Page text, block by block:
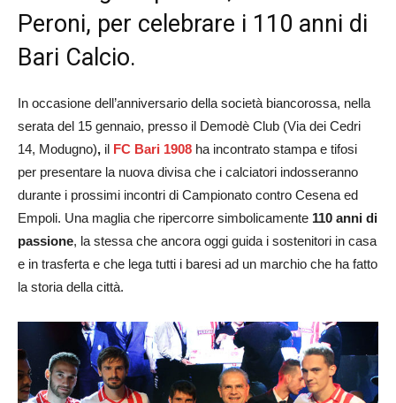
Peroni, per celebrare i 110 anni di
Bari Calcio.
In occasione dell’anniversario della società biancorossa, nella
serata del 15 gennaio, presso il Demodè Club (Via dei Cedri
14, Modugno), il FC Bari 1908 ha incontrato stampa e tifosi
per presentare la nuova divisa che i calciatori indosseranno
durante i prossimi incontri di Campionato contro Cesena ed
Empoli. Una maglia che ripercorre simbolicamente 110 anni di
passione, la stessa che ancora oggi guida i sostenitori in casa
e in trasferta e che lega tutti i baresi ad un marchio che ha fatto
la storia della città.